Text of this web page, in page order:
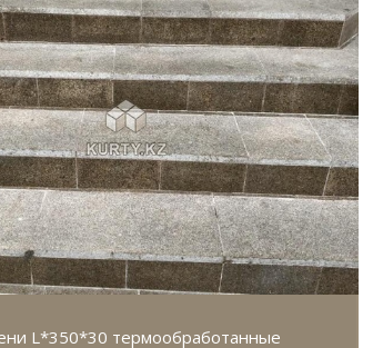
L*350*30 термообработанные